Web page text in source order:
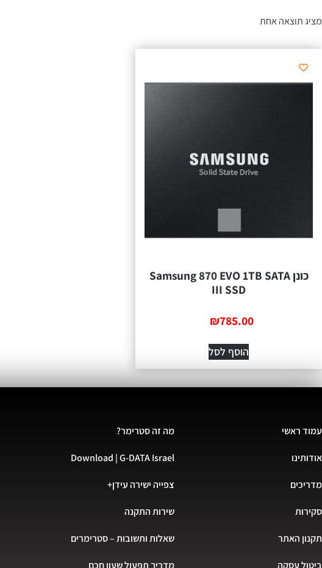
מציג תוצאה אחת
כונן Samsung 870 EVO 1TB SATA
III SSD
₪785.00
הוסף לסל
עמוד ראשי
אודותינו
מדריכים
סקירות
תקנון האתר
ביטול עסקה
מה זה סטרימר?
Download | G-DATA Israel
צפייה ישירה עידן+
שירות התקנה
שאלות ותשובות – סטרימרים
מדריך תפעול שעון חכם